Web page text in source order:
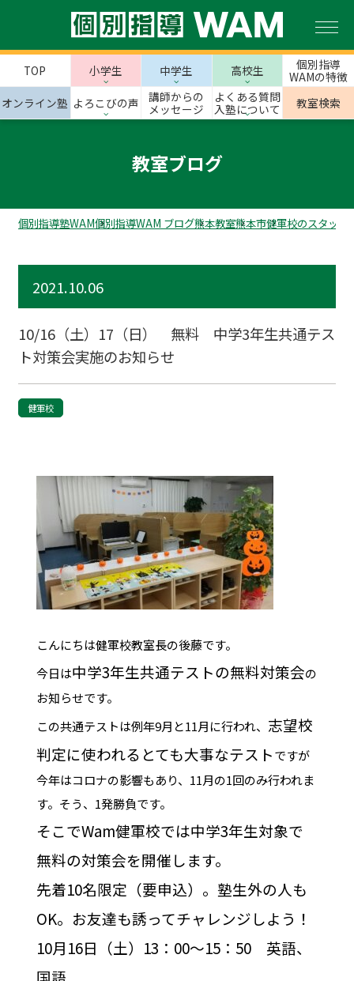
TOP 小学生 中学生 高校生
個別指導
WAMの特徴
オンライン塾 よろこびの声
講師からの
メッセージ
よくある質問
入塾について
教室検索
教室ブログ
個別指導塾WAM個別指導WAM ブログ熊本教室熊本市健軍校のスタッフ
2021.10.06
10/16（土）17（日） 無料 中学3年生共通テス
ト対策会実施のお知らせ
健軍校
こんにちは健軍校教室長の後藤です。
今日は中学3年生共通テストの無料対策会の
お知らせです。
この共通テストは例年9月と11月に行われ、 志望校
判定に使われるとても大事なテストですが
今年はコロナの影響もあり、11月の1回のみ行われま
す。そう、1発勝負です。
そこでWam健軍校では中学3年生対象で
無料の対策会を開催します。
先着10名限定（要申込）。塾生外の人も
OK。お友達も誘ってチャレンジしよう ！
10月16日（土）13：00～15：50 英語、
国語